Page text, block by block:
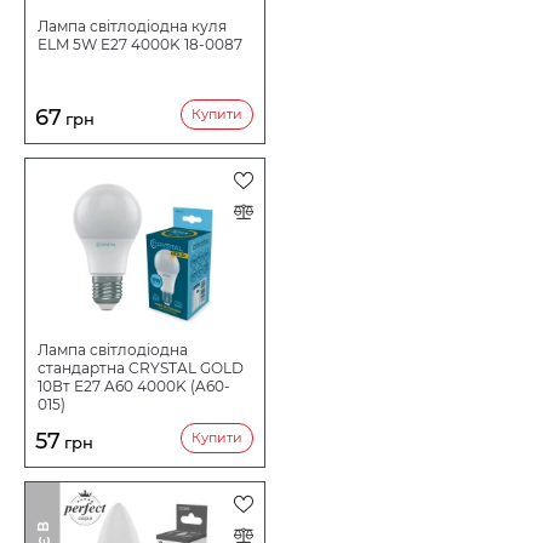
нестабільній мережі
Опалове скло - рівномірне та м’яке розсіювання
Довгий термін служби - значно перевищує лампи
розжарювання та люмінесцентні аналоги
Сфера застосування:
Лампа підходить для використання в офісах, магазинах,
складських приміщеннях, навчальних закладах,
майстернях та гаражах. Також її можна використовувати
вдома - у підсобних приміщеннях, кухнях або коридорах,
де потрібне яскраве холодне освітлення. Це універсальний
вибір для тих, хто шукає надійну, економну та довговічну
Лампа світлодіодна куля
ELM 5W E27 4000K 18-0087
67 грн Купити
Лампа світлодіодна
стандартна CRYSTAL GOLD
10Вт Е27 A60 4000K (A60-
015)
57 грн Купити